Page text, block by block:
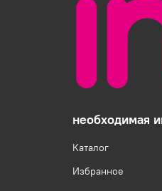
необходимая
Каталог
Избранное